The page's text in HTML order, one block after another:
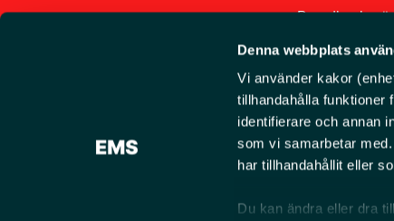
Denna webbplats
Vi använder kakor
tillhandahålla funktioner
identifierare och annan
som vi samarbetar
har tillhandahållit eller
Du kan ändra eller dra
Hitta våra